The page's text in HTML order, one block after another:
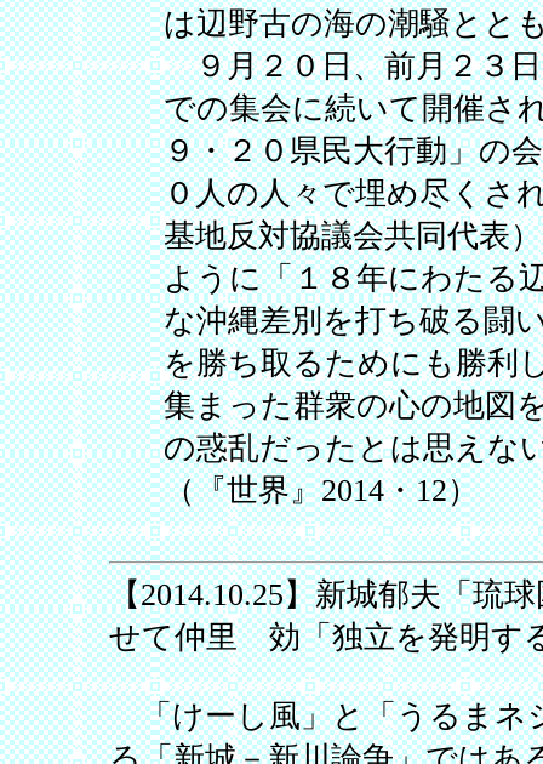
は辺野古の海の潮騒とと
９月２０日、前月２３
での集会に続いて開催
９・２０県民大行動」の
０人の人々で埋め尽くさ
基地反対協議会共同代表
ように「１８年にわたる
な沖縄差別を打ち破る闘
を勝ち取るためにも勝利
集まった群衆の心の地図
の惑乱だったとは思えな
（『世界』2014・12）
【2014.10.25】新城郁夫「琉
せて仲里 効「独立を発明す
「けーし風」と「うるまネ